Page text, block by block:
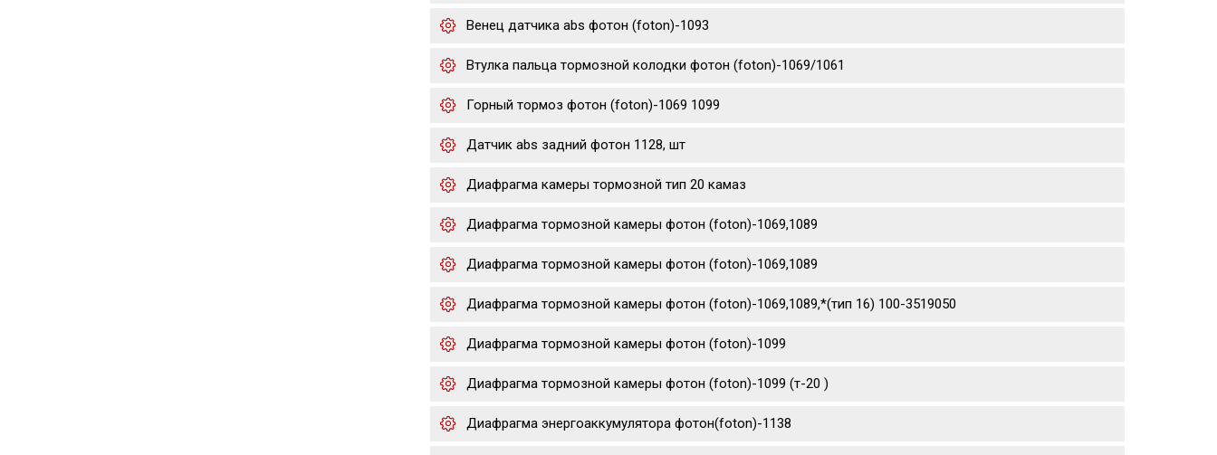
Венец датчика abs фотон (foton)-1093
Втулка пальца тормозной колодки фотон (foton)-1069/1061
Горный тормоз фотон (foton)-1069 1099
Датчик abs задний фотон 1128, шт
Диафрагма камеры тормозной тип 20 камаз
Диафрагма тормозной камеры фотон (foton)-1069,1089
Диафрагма тормозной камеры фотон (foton)-1069,1089
Диафрагма тормозной камеры фотон (foton)-1069,1089,*(тип 16) 100-3519050
Диафрагма тормозной камеры фотон (foton)-1099
Диафрагма тормозной камеры фотон (foton)-1099 (т-20 )
Диафрагма энергоаккумулятора фотон(foton)-1138